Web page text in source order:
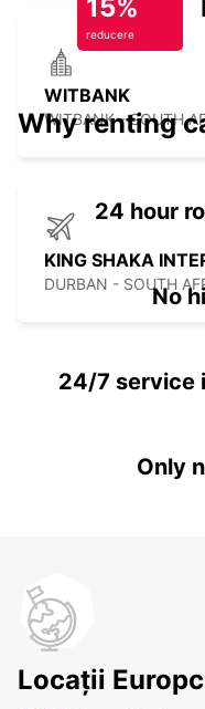
WITBANK
WITBANK - SOUTH
KING SHAKA
DURBAN - SOUTH
15%
reducere
Why renting
24 hour
No
24/7 service
Only
Locații